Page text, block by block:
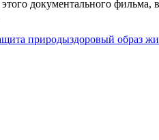
документального
природыздоровый образ